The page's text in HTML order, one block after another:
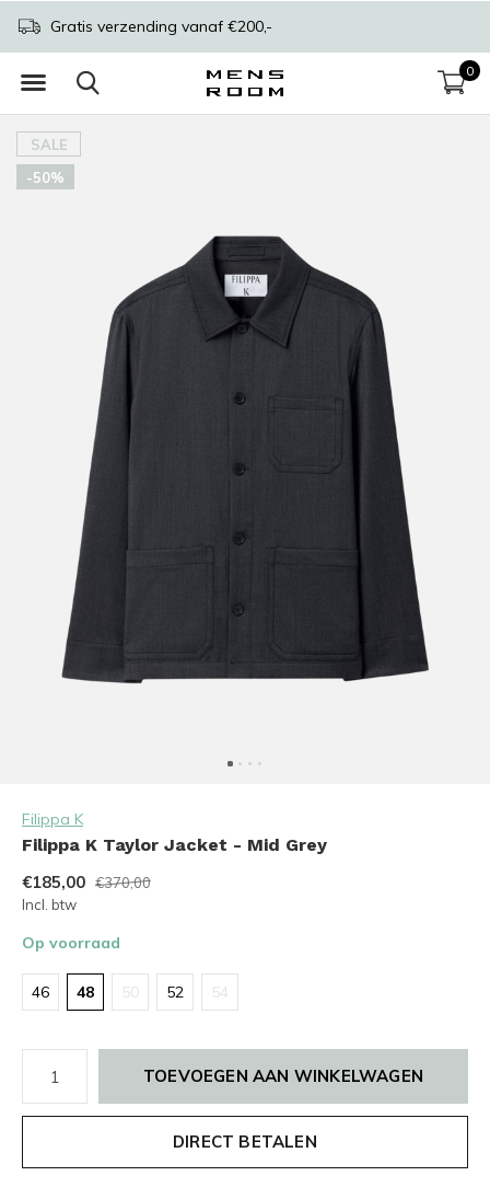
0
Gratis verzending vanaf €200,-
SALE
-50%
Filippa K
Filippa K Taylor Jacket - Mid Grey
€185,00 €370,00
Incl. btw
Op voorraad
46 48 50 52 54
TOEVOEGEN AAN WINKELWAGEN
DIRECT BETALEN